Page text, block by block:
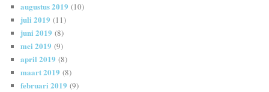
augustus 2019 (10)
juli 2019 (11)
juni 2019 (8)
mei 2019 (9)
april 2019 (8)
maart 2019 (8)
februari 2019 (9)